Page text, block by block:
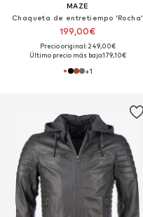
MAZE
Chaqueta de entretiempo 'Rocha'
199,00€
Precio original: 249,00€
Último precio más bajo:179,10€
+1